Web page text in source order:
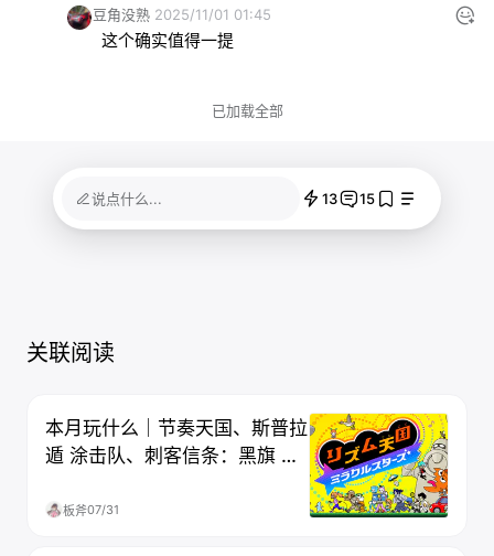
豆角没熟 2025/11/01 01:45
这个确实值得一提
已加载全部
说点什么... 13 15
关联阅读
本月玩什么｜节奏天国、斯普拉
遁 涂击队、刺客信条：黑旗 记
板斧07/31